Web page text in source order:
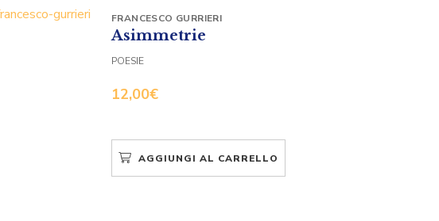
Asimmetrie
12,00€
FRANCESCO GURRIERI
POESIE
AGGIUNGI AL CARRELLO